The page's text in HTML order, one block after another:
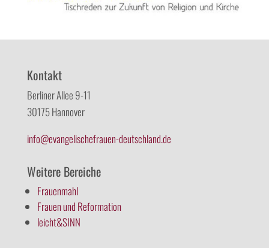
Kontakt
Berliner Allee 9-11
30175 Hannover
info@evangelischefrauen-deutschland.de
Weitere Bereiche
Frauenmahl
Frauen und Reformation
leicht&SINN